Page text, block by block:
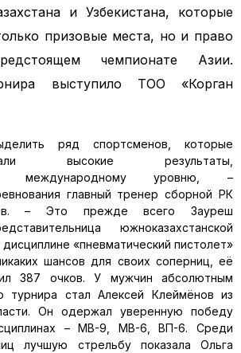
и Узбекистана, которые
призовые места, но и право
чемпионате Азии.
выступило ТОО «Корган
ряд спортсменов, которые
высокие результаты,
международному уровню, –
главный тренер сборной РК
– Это прежде всего Зауреш
южноказахстанской
«пневматический пистолет»
шансов для своих соперниц, её
387 очков. У мужчин абсолютным
турнира стал Алексей Клеймёнов из
Он одержал уверенную победу
– МВ-9, МВ-6, ВП-6. Среди
лучшую стрельбу показала Ольга